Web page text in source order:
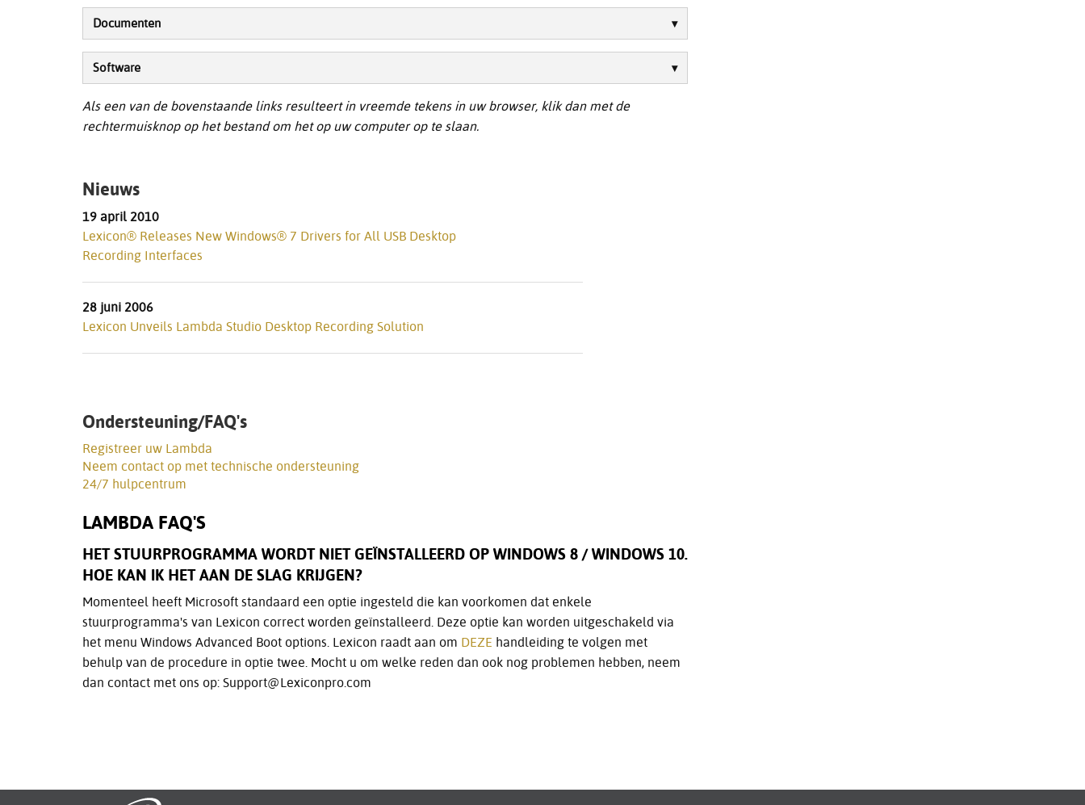
Documenten
Software
Als een van de bovenstaande links resulteert in vreemde tekens in uw browser, klik dan met de
rechtermuisknop op het bestand om het op uw computer op te slaan.
Nieuws
19 april 2010
Lexicon® Releases New Windows® 7 Drivers for All USB Desktop
Recording Interfaces
28 juni 2006
Lexicon Unveils Lambda Studio Desktop Recording Solution
Ondersteuning/FAQ's
Registreer uw Lambda
Neem contact op met technische ondersteuning
24/7 hulpcentrum
LAMBDA FAQ'S
HET STUURPROGRAMMA WORDT NIET GEÏNSTALLEERD OP WINDOWS 8 / WINDOWS 10.
HOE KAN IK HET AAN DE SLAG KRIJGEN?
Momenteel heeft Microsoft standaard een optie ingesteld die kan voorkomen dat enkele
stuurprogramma's van Lexicon correct worden geïnstalleerd. Deze optie kan worden uitgeschakeld via
het menu Windows Advanced Boot options. Lexicon raadt aan om DEZE handleiding te volgen met
behulp van de procedure in optie twee. Mocht u om welke reden dan ook nog problemen hebben, neem
dan contact met ons op: Support@Lexiconpro.com